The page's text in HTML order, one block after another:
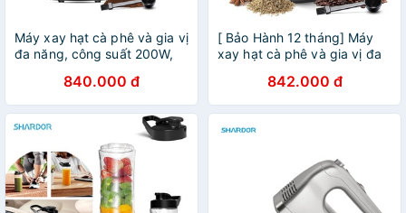
Máy xay hạt cà phê và gia vị
đa năng, công suất 200W,
Shardor - CG628B (Bảo
hành: 1 NĂM Chính hãng)
840.000 đ
[ Bảo Hành 12 tháng] Máy
xay hạt cà phê và gia vị đa
loại cối xay842.000 đ